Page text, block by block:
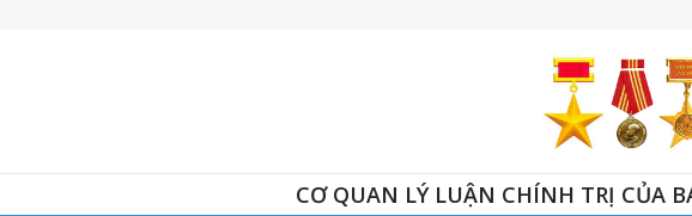
CƠ QUAN LÝ LUẬN CHÍNH TRỊ CỦA